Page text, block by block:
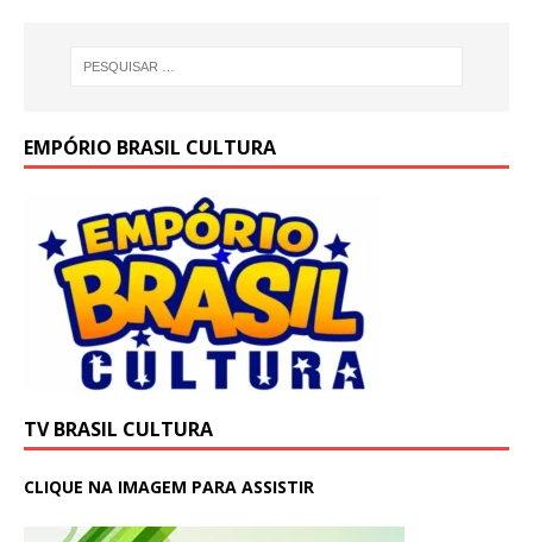
EMPÓRIO BRASIL CULTURA
TV BRASIL CULTURA
CLIQUE NA IMAGEM PARA ASSISTIR